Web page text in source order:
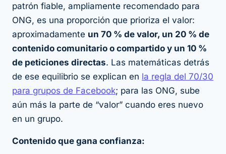
patrón fiable, ampliamente recomendado para
ONG, es una proporción que prioriza el valor:
aproximadamente un 70 % de valor, un 20 % de
contenido comunitario o compartido y un 10 %
de peticiones directas. Las matemáticas detrás
de ese equilibrio se explican en la regla del 70/30
para grupos de Facebook; para las ONG, sube
aún más la parte de “valor” cuando eres nuevo
en un grupo.
Contenido que gana confianza: